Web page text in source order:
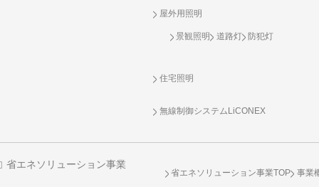
屋外用照明
景観照明 道路灯 防犯灯
住宅照明
無線制御システム LiCONEX
省エネソリューション事業
省エネソリューション事業TOP 事業